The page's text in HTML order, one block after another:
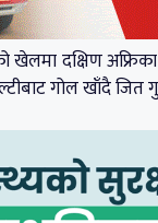
खेलमा दक्षिण
गोल खाँदै जित